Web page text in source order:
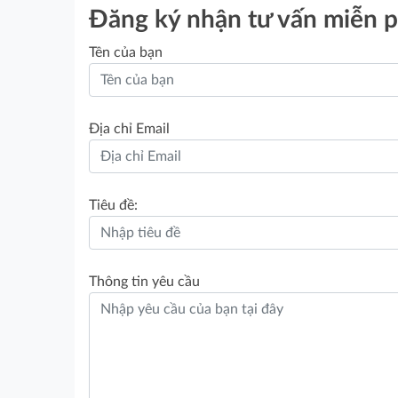
Đăng ký nhận tư vấn miễn
Tên của bạn
Địa chỉ Email
Tiêu đề:
Thông tin yêu cầu